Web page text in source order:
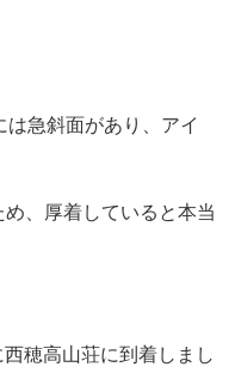
急斜面があり、アイ
、厚着していると本当
穂高山荘に到着しまし